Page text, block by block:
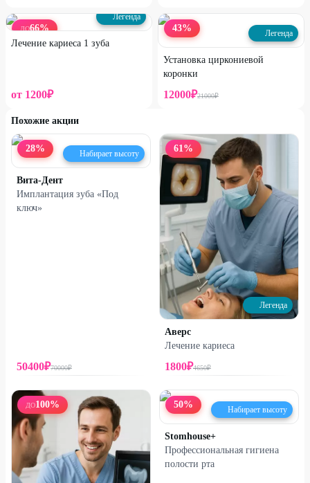
ДО66%
Легенда
Лечение кариеса 1 зуба
от 1200₽
43% Легенда
Установка циркониевой
коронки
12000₽21000₽
Похожие акции
28% Набирает высоту
Вита-Дент
Имплантация зуба «Под
ключ»
50400₽70000₽
61%
Легенда
Аверс
Лечение кариеса
1800₽4650₽
ДО100% 50% Набирает высоту
Stomhouse+
Профессиональная гигиена
полости рта